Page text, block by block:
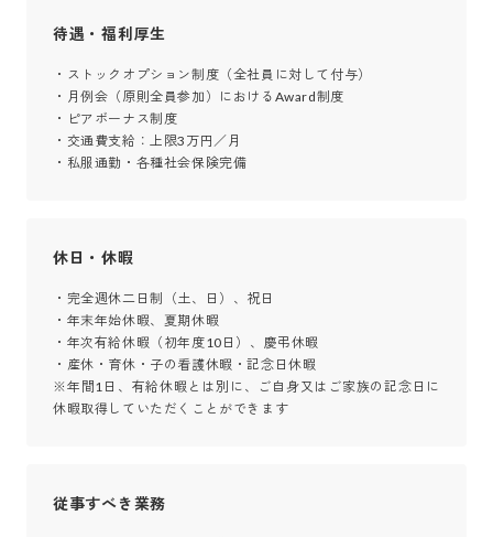
待遇・福利厚生
・ストックオプション制度（全社員に対して付与）
・月例会（原則全員参加）におけるAward制度
・ピアボーナス制度
・交通費支給：上限3万円／月
・私服通勤・各種社会保険完備
休日・休暇
・完全週休二日制（土、日）、祝日
・年末年始休暇、夏期休暇
・年次有給休暇（初年度10日）、慶弔休暇
・産休・育休・子の看護休暇・記念日休暇
※年間1日、有給休暇とは別に、ご自身又はご家族の記念日に
休暇取得していただくことができます
従事すべき業務